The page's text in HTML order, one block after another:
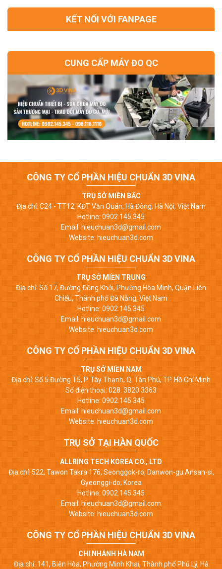
KẾT NỐI VỚI FANPAGE
CUNG CẤP MÁY ĐO QC
CÔNG TY CỔ PHẦN HIỆU CHUẨN 3D VINA
TRỤ SỞ MIỀN BẮC
Địa chỉ: C24 - TT12, KĐT Văn Quán, Hà Đông, Hà Nội, Việt Nam
Hotline: 0902.145.345
Email: hieuchuan3d@gmail.com
Website: hieuchuan3d.com
CÔNG TY CỔ PHẦN HIỆU CHUẨN 3D VINA
TRỤ SỞ MIỀN TRUNG
Địa chỉ: Số 17, Đường Đồng Khởi, Phường Hòa Minh, Quận Liên
Chiểu, Thành phố Đà Nẵng, Việt Nam
Hotline: 0902.145.345
Email: hieuchuan3d@gmail.com
Website: hieuchuan3d.com
CÔNG TY CỔ PHẦN HIỆU CHUẨN 3D VINA
TRỤ SỞ MIỀN NAM
Địa chỉ: Số 5 Đường T5, P. Tây Thạnh, Q. Tân Phú, TP. Hồ Chí Minh
Số điện thoại: 028. 3820 3363
Hotline: 0902.145.345
Email: hieuchuan3d@gmail.com
Website: hieuchuan3d.com
TRỤ SỞ TẠI HÀN QUỐC
ALLRING TECH KOREA CO., LTD
Địa chỉ: 522, Tawon Takra 176, Seonggok-ro, Danwon-gu Ansan-si,
Gyeonggi-do, Korea
Hotline: 0902.145.345
Email: hieuchuan3d@gmail.com
Website: hieuchuan3d.com
CÔNG TY CỔ PHẦN HIỆU CHUẨN 3D VINA
CHI NHÁNH HÀ NAM
Địa chỉ: 141, Biên Hòa, Phường Minh Khai, Thành phố Phủ Lý, Hà